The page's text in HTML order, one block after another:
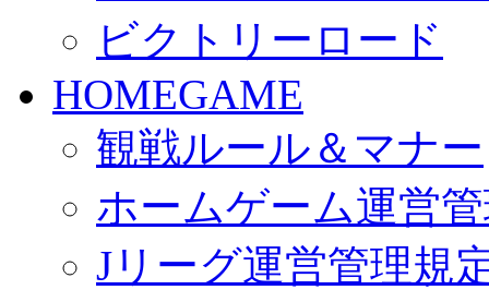
ビクトリーロード
HOMEGAME
観戦ルール＆マナー
ホームゲーム運営
Jリーグ運営管理規